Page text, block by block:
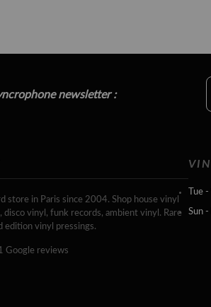
newsletter :
store in Paris since 2004. Shop house vinyl
disco vinyl, funk records, ambient vinyl. Rare
edition vinyl pressings.
Google reviews
Tue
Sun -